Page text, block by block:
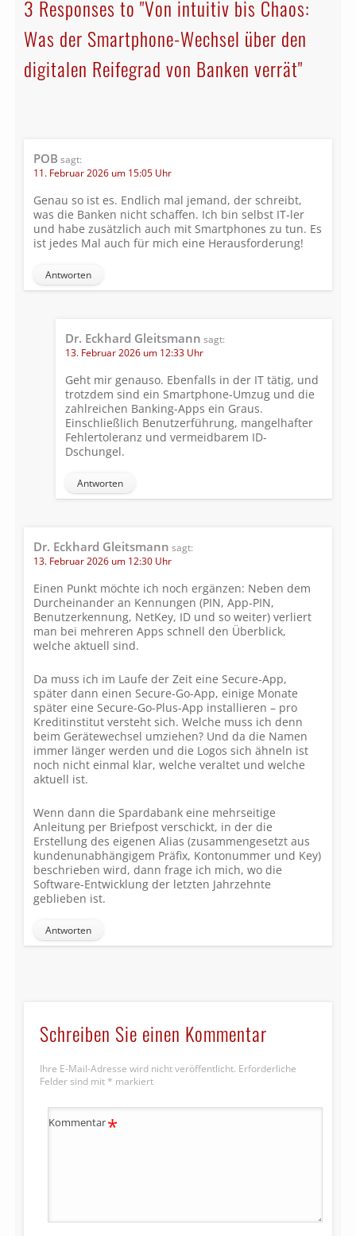
3 Responses to "Von intuitiv bis Chaos:
Was der Smartphone-Wechsel über den
digitalen Reifegrad von Banken verrät"
POB sagt:
11. Februar 2026 um 15:05 Uhr
Genau so ist es. Endlich mal jemand, der schreibt,
was die Banken nicht schaffen. Ich bin selbst IT‑ler
und habe zusätzlich auch mit Smartphones zu tun. Es
ist jedes Mal auch für mich eine Herausforderung!
Antworten
Dr. Eckhard Gleitsmann sagt:
13. Februar 2026 um 12:33 Uhr
Geht mir genauso. Ebenfalls in der IT tätig, und
trotzdem sind ein Smartphone-Umzug und die
zahlreichen Banking-Apps ein Graus.
Einschließlich Benutzerführung, mangelhafter
Fehlertoleranz und vermeidbarem ID-
Dschungel.
Antworten
Dr. Eckhard Gleitsmann sagt:
13. Februar 2026 um 12:30 Uhr
Einen Punkt möchte ich noch ergänzen: Neben dem
Durcheinander an Kennungen (PIN, App-PIN,
Benutzerkennung, NetKey, ID und so weiter) verliert
man bei mehreren Apps schnell den Überblick,
welche aktuell sind.
Da muss ich im Laufe der Zeit eine Secure-App,
später dann einen Secure-Go-App, einige Monate
später eine Secure-Go-Plus-App installieren – pro
Kreditinstitut versteht sich. Welche muss ich denn
beim Gerätewechsel umziehen? Und da die Namen
immer länger werden und die Logos sich ähneln ist
noch nicht einmal klar, welche veraltet und welche
aktuell ist.
Wenn dann die Spardabank eine mehrseitige
Anleitung per Briefpost verschickt, in der die
Erstellung des eigenen Alias (zusammengesetzt aus
kundenunabhängigem Präfix, Kontonummer und Key)
beschrieben wird, dann frage ich mich, wo die
Software-Entwicklung der letzten Jahrzehnte
geblieben ist.
Antworten
Schreiben Sie einen Kommentar
Ihre E-Mail-Adresse wird nicht veröffentlicht. Erforderliche
Felder sind mit * markiert
Kommentar*